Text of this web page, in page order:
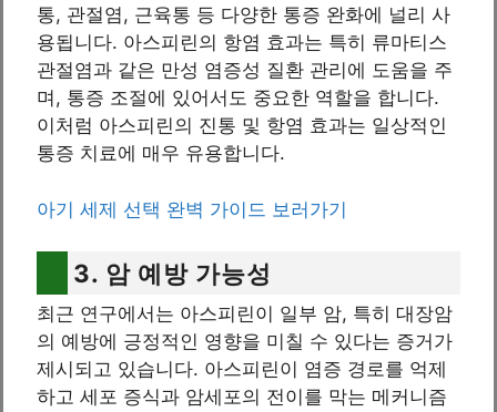
통, 관절염, 근육통 등 다양한 통증 완화에 널리 사
용됩니다. 아스피린의 항염 효과는 특히 류마티스
관절염과 같은 만성 염증성 질환 관리에 도움을 주
며, 통증 조절에 있어서도 중요한 역할을 합니다.
이처럼 아스피린의 진통 및 항염 효과는 일상적인
통증 치료에 매우 유용합니다.
아기 세제 선택 완벽 가이드 보러가기
3. 암 예방 가능성
최근 연구에서는 아스피린이 일부 암, 특히 대장암
의 예방에 긍정적인 영향을 미칠 수 있다는 증거가
제시되고 있습니다. 아스피린이 염증 경로를 억제
하고 세포 증식과 암세포의 전이를 막는 메커니즘